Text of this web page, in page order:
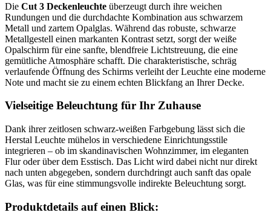
Die Cut 3 Deckenleuchte überzeugt durch ihre weichen
Rundungen und die durchdachte Kombination aus schwarzem
Metall und zartem Opalglas. Während das robuste, schwarze
Metallgestell einen markanten Kontrast setzt, sorgt der weiße
Opalschirm für eine sanfte, blendfreie Lichtstreuung, die eine
gemütliche Atmosphäre schafft. Die charakteristische, schräg
verlaufende Öffnung des Schirms verleiht der Leuchte eine moderne
Note und macht sie zu einem echten Blickfang an Ihrer Decke.
Vielseitige Beleuchtung für Ihr Zuhause
Dank ihrer zeitlosen schwarz-weißen Farbgebung lässt sich die
Herstal Leuchte mühelos in verschiedene Einrichtungsstile
integrieren – ob im skandinavischen Wohnzimmer, im eleganten
Flur oder über dem Esstisch. Das Licht wird dabei nicht nur direkt
nach unten abgegeben, sondern durchdringt auch sanft das opale
Glas, was für eine stimmungsvolle indirekte Beleuchtung sorgt.
Produktdetails auf einen Blick: